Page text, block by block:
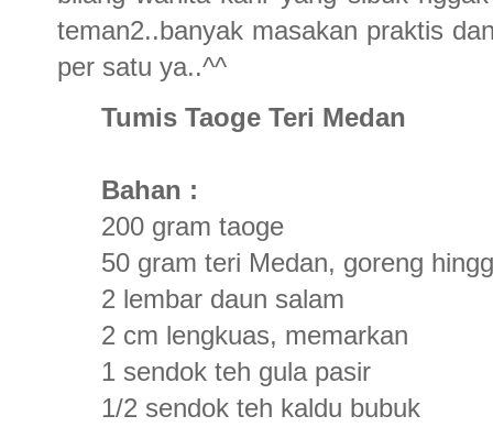
teman2..banyak masakan praktis
per satu ya..^^
Tumis Taoge Teri Medan
Bahan :
200 gram taoge
50 gram teri Medan, goreng
2 lembar daun salam
2 cm lengkuas, memarkan
1 sendok teh gula pasir
1/2 sendok teh kaldu bubuk